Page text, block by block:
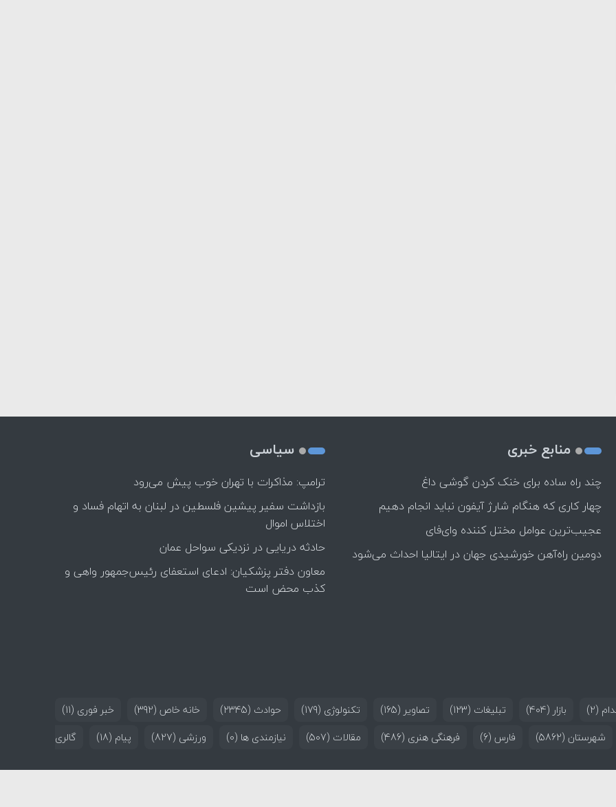
منابع خبری
چند راه‌ ساده برای خنک کردن گوشی داغ
چهار کاری که هنگام شارژ آیفون نباید انجام دهیم
عجیب‌ترین عوامل مختل کننده وای‌فای
دومین راه‌آهن خورشیدی جهان در ایتالیا احداث می‌شود
سیاسی
ترامپ: مذاکرات با تهران خوب پیش می‌رود
بازداشت سفیر پیشین فلسطین در لبنان به اتهام فساد و
اختلاس اموال
حادثه دریایی در نزدیکی سواحل عمان
معاون دفتر پزشکیان: ادعای استعفای رئیس‌جمهور واهی و
کذب محض است
(2) بازار (404) تبلیغات (123) تصاویر (165) تکنولوژی (179) حوادث (2345) خانه خاص (392) خبر فوری (11)
شهرستان (5862) فارس (6) فرهنگی هنری (486) مقالات (507) نیازمندی ها (0) ورزشی (827) پیام (18)
گالری